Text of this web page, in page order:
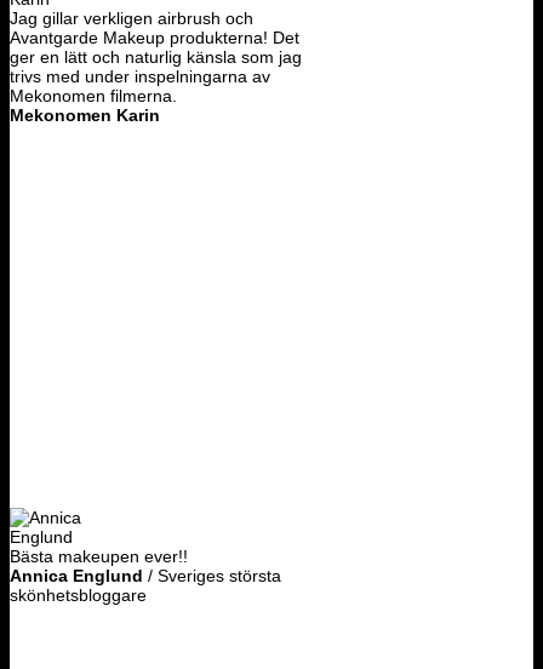
Jag gillar verkligen airbrush och
Avantgarde Makeup produkterna! Det
ger en lätt och naturlig känsla som jag
trivs med under inspelningarna av
Mekonomen filmerna.
Mekonomen Karin
Bästa makeupen ever!!
Annica Englund / Sveriges största
skönhetsbloggare